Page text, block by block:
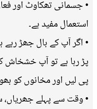
• جسمانی تھکاوٹ اور
استعمال مفید ہے۔
• اگر آپ کے بال جھڑ رہے
پڑ رہا ہے تو آپ
پی لیں اور مخانوں کو
• وقت سے پہلے جھریاں،